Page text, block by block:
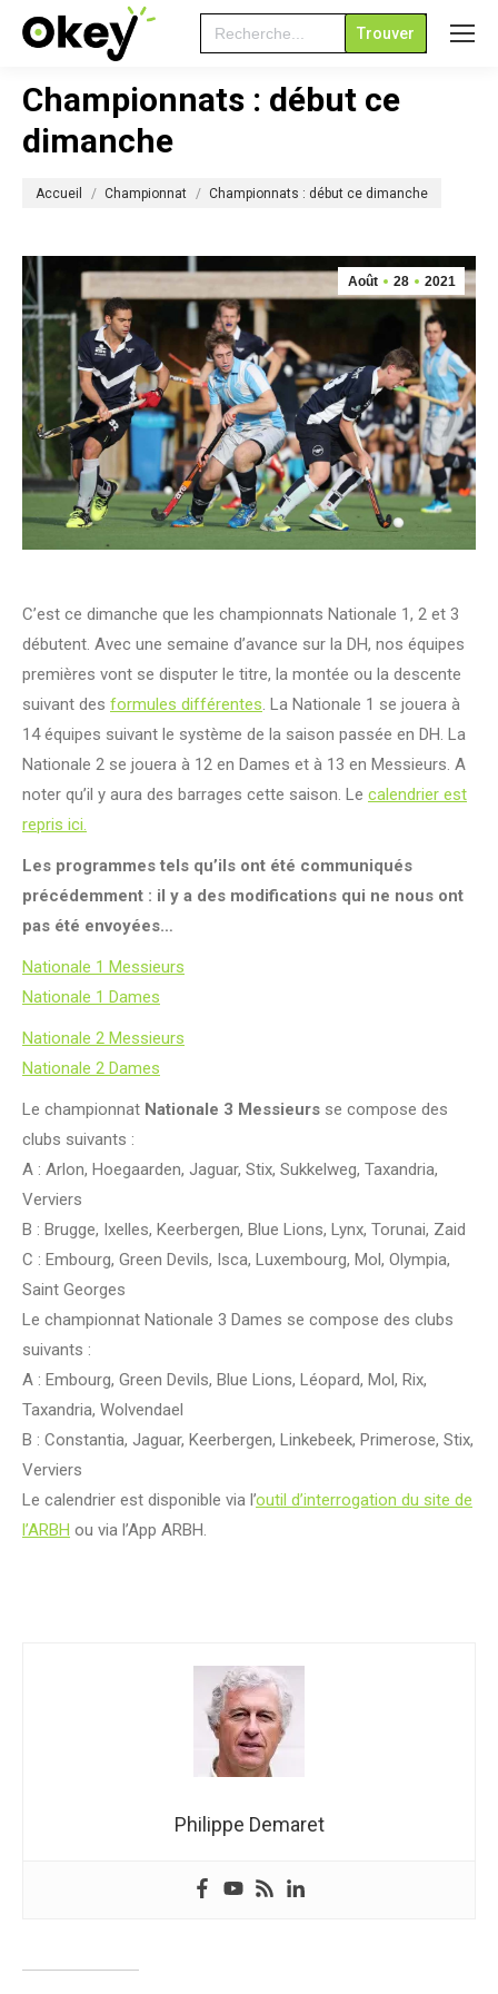
Search
for:
Championnats : début ce
dimanche
Accueil Championnat Championnats : début ce dimanche
Août 28 2021
C’est ce dimanche que les championnats Nationale 1, 2 et 3
débutent. Avec une semaine d’avance sur la DH, nos équipes
premières vont se disputer le titre, la montée ou la descente
suivant des formules différentes. La Nationale 1 se jouera à
14 équipes suivant le système de la saison passée en DH. La
Nationale 2 se jouera à 12 en Dames et à 13 en Messieurs. A
noter qu’il y aura des barrages cette saison. Le calendrier est
repris ici.
Les programmes tels qu’ils ont été communiqués
précédemment : il y a des modifications qui ne nous ont
pas été envoyées…
Nationale 1 Messieurs
Nationale 1 Dames
Nationale 2 Messieurs
Nationale 2 Dames
Le championnat Nationale 3 Messieurs se compose des
clubs suivants :
A : Arlon, Hoegaarden, Jaguar, Stix, Sukkelweg, Taxandria,
Verviers
B : Brugge, Ixelles, Keerbergen, Blue Lions, Lynx, Torunai, Zaid
C : Embourg, Green Devils, Isca, Luxembourg, Mol, Olympia,
Saint Georges
Le championnat Nationale 3 Dames se compose des clubs
suivants :
A : Embourg, Green Devils, Blue Lions, Léopard, Mol, Rix,
Taxandria, Wolvendael
B : Constantia, Jaguar, Keerbergen, Linkebeek, Primerose, Stix,
Verviers
Le calendrier est disponible via l’outil d’interrogation du site de
l’ARBH ou via l’App ARBH.
Philippe Demaret